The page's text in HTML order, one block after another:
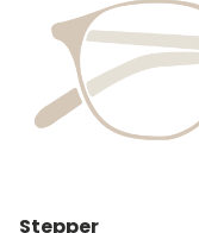
Stepper